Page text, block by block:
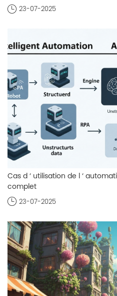
23-07-2025
Cas d ‘ utilisation de l ‘
complet
23-07-2025